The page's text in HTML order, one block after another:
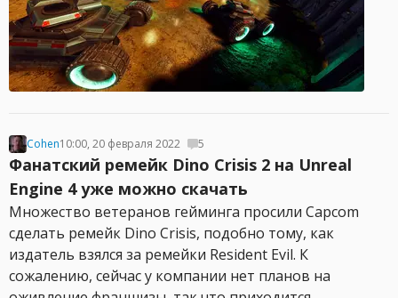
Cohen10:00, 20 февраля 2022 5
Фанатский ремейк Dino Crisis 2 на Unreal
Engine 4 уже можно скачать
Множество ветеранов гейминга просили Capcom
сделать ремейк Dino Crisis, подобно тому, как
издатель взялся за ремейки Resident Evil. К
сожалению, сейчас у компании нет планов на